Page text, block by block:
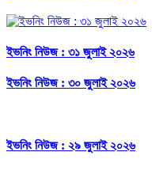
ইভনিং নিউজ : ৩১ জুলাই ২০২৬
ইভনিং নিউজ : ৩০ জুলাই ২০২৬
ইভনিং নিউজ : ২৯ জুলাই ২০২৬